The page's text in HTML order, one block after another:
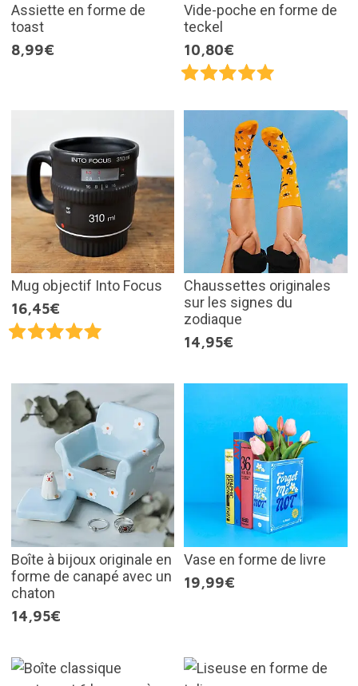
Assiette en forme de
toast
8,99€
Vide-poche en forme de
teckel
10,80€
Mug objectif Into Focus
16,45€
Chaussettes originales
sur les signes du
zodiaque
14,95€
Boîte à bijoux originale en
forme de canapé avec un
chaton
14,95€
Vase en forme de livre
19,99€